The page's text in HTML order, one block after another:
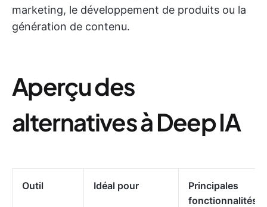
marketing, le développement de produits ou la
génération de contenu.
Aperçu des
alternatives à Deep IA
Outil Idéal pour
Principales
fonctionnalités